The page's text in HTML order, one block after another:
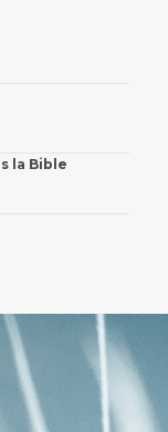
la Bible